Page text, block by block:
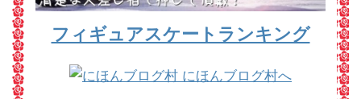
フィギュアスケートランキング